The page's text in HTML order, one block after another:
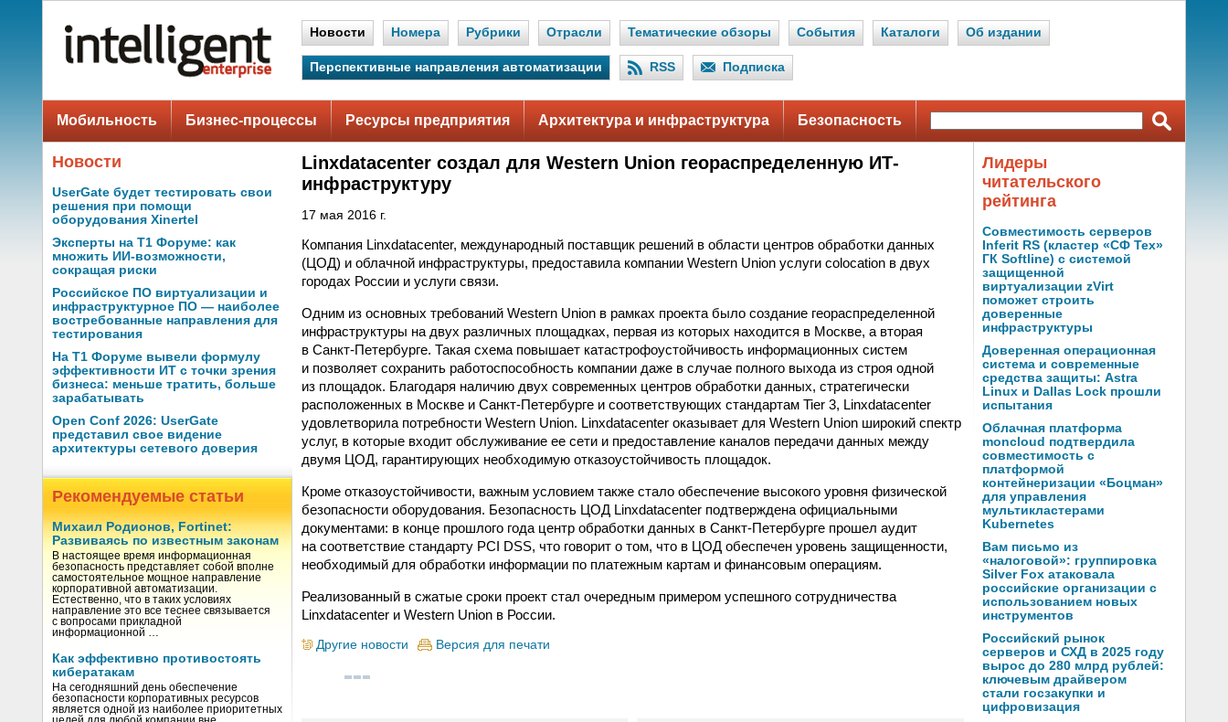
Новости Номера Рубрики Отрасли Тематические обзоры События Каталоги Об издании
Перспективные направления автоматизации RSS Подписка
Мобильность Бизнес-процессы Ресурсы предприятия Архитектура и инфраструктура Безопасность
Новости
UserGate будет тестировать свои
решения при помощи
оборудования Xinertel
Эксперты на Т1 Форуме: как
множить ИИ-возможности,
сокращая риски
Российское ПО виртуализации и
инфраструктурное ПО — наиболее
востребованные направления для
тестирования
На Т1 Форуме вывели формулу
эффективности ИТ с точки зрения
бизнеса: меньше тратить, больше
зарабатывать
Open Conf 2026: UserGate
представил свое видение
архитектуры сетевого доверия
Рекомендуемые статьи
Михаил Родионов, Fortinet:
Развиваясь по известным законам
В настоящее время информационная
безопасность представляет собой вполне
самостоятельное мощное направление
корпоративной автоматизации.
Естественно, что в таких условиях
направление это все теснее связывается
с вопросами прикладной
информационной …
Как эффективно противостоять
кибератакам
На сегодняшний день обеспечение
безопасности корпоративных ресурсов
является одной из наиболее приоритетных
Linxdatacenter создал для Western Union геораспределенную ИТ-
инфраструктуру
17 мая 2016 г.
Компания Linxdatacenter, международный поставщик решений в области центров обработки данных
(ЦОД) и облачной инфраструктуры, предоставила компании Western Union услуги colocation в двух
городах России и услуги связи.
Одним из основных требований Western Union в рамках проекта было создание геораспределенной
инфраструктуры на двух различных площадках, первая из которых находится в Москве, а вторая
в Санкт-Петербурге. Такая схема повышает катастрофоустойчивость информационных систем
и позволяет сохранить работоспособность компании даже в случае полного выхода из строя одной
из площадок. Благодаря наличию двух современных центров обработки данных, стратегически
расположенных в Москве и Санкт-Петербурге и соответствующих стандартам Tier 3, Linxdatacenter
удовлетворила потребности Western Union. Linxdatacenter оказывает для Western Union широкий спектр
услуг, в которые входит обслуживание ее сети и предоставление каналов передачи данных между
двумя ЦОД, гарантирующих необходимую отказоустойчивость площадок.
Кроме отказоустойчивости, важным условием также стало обеспечение высокого уровня физической
безопасности оборудования. Безопасность ЦОД Linxdatacenter подтверждена официальными
документами: в конце прошлого года центр обработки данных в Санкт-Петербурге прошел аудит
на соответствие стандарту PCI DSS, что говорит о том, что в ЦОД обеспечен уровень защищенности,
необходимый для обработки информации по платежным картам и финансовым операциям.
Реализованный в сжатые сроки проект стал очередным примером успешного сотрудничества
Linxdatacenter и Western Union в России.
Другие новости Версия для печати
Лидеры
читательского
рейтинга
Совместимость серверов
Inferit RS (кластер «СФ Тех»
ГК Softline) с системой
защищенной
виртуализации zVirt
поможет строить
доверенные
инфраструктуры
Доверенная операционная
система и современные
средства защиты: Astra
Linux и Dallas Lock прошли
испытания
Облачная платформа
moncloud подтвердила
совместимость с
платформой
контейнеризации «Боцман»
для управления
мультикластерами
Kubernetes
Вам письмо из
«налоговой»: группировка
Silver Fox атаковала
российские организации с
использованием новых
инструментов
Российский рынок
серверов и СХД в 2025 году
вырос до 280 млрд рублей:
ключевым драйвером
стали госзакупки и
цифровизация